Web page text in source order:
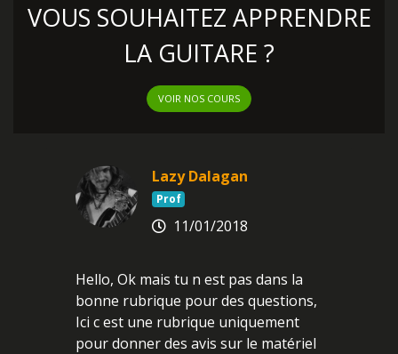
VOUS SOUHAITEZ APPRENDRE
LA GUITARE ?
VOIR NOS COURS
Lazy Dalagan
Prof
11/01/2018
Hello, Ok mais tu n est pas dans la
bonne rubrique pour des questions,
Ici c est une rubrique uniquement
pour donner des avis sur le matériel